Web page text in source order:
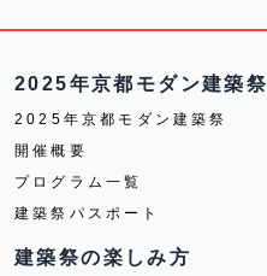
2025年京都モダン建築祭
2025年京都モダン建築祭
開催概要
プログラム一覧
建築祭パスポート
建築祭の楽しみ方